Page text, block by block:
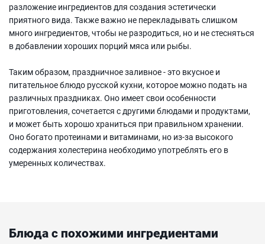
разложение ингредиентов для создания эстетически
приятного вида. Также важно не перекладывать слишком
много ингредиентов, чтобы не разродиться, но и не стесняться
в добавлении хороших порций мяса или рыбы.
Таким образом, праздничное заливное - это вкусное и
питательное блюдо русской кухни, которое можно подать на
различных праздниках. Оно имеет свои особенности
приготовления, сочетается с другими блюдами и продуктами,
и может быть хорошо храниться при правильном хранении.
Оно богато протеинами и витаминами, но из-за высокого
содержания холестерина необходимо употреблять его в
умеренных количествах.
Блюда с похожими ингредиентами